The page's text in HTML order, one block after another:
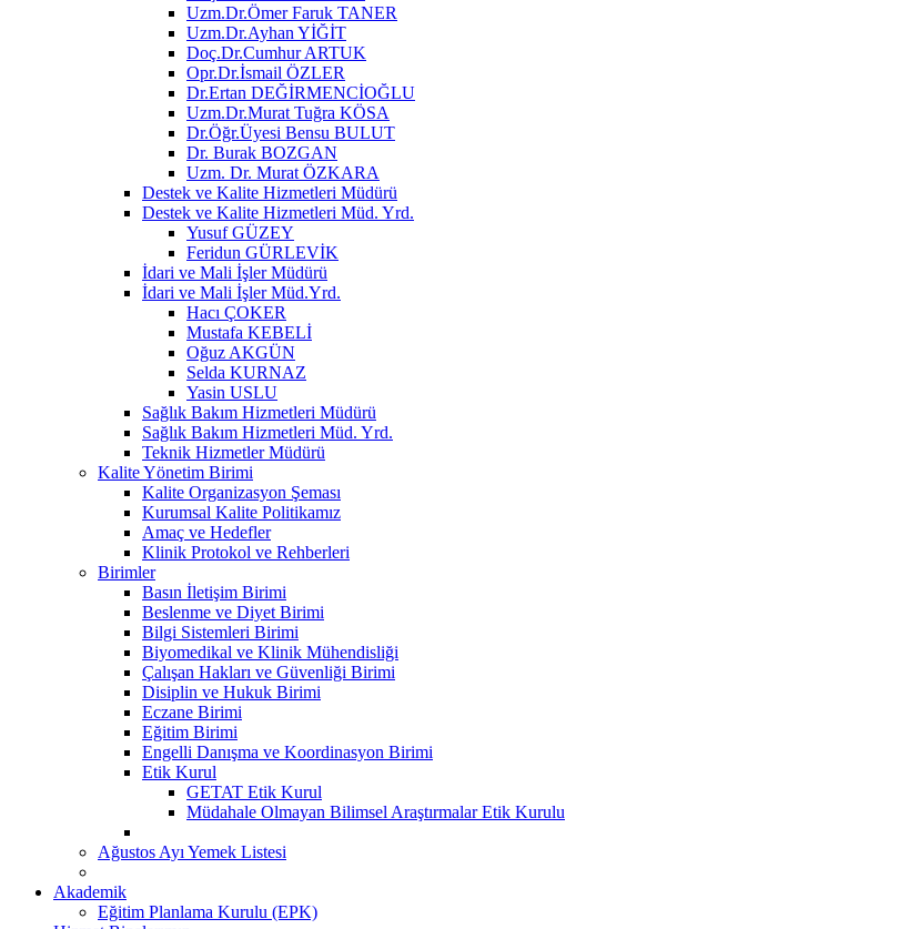
Uzm.Dr.Ömer Faruk TANER
Uzm.Dr.Ayhan YİĞİT
Doç.Dr.Cumhur ARTUK
Opr.Dr.İsmail ÖZLER
Dr.Ertan DEĞİRMENCİOĞLU
Uzm.Dr.Murat Tuğra KÖSA
Dr.Öğr.Üyesi Bensu BULUT
Dr. Burak BOZGAN
Uzm. Dr. Murat ÖZKARA
Destek ve Kalite Hizmetleri Müdürü
Destek ve Kalite Hizmetleri Müd. Yrd.
Yusuf GÜZEY
Feridun GÜRLEVİK
İdari ve Mali İşler Müdürü
İdari ve Mali İşler Müd.Yrd.
Hacı ÇOKER
Mustafa KEBELİ
Oğuz AKGÜN
Selda KURNAZ
Yasin USLU
Sağlık Bakım Hizmetleri Müdürü
Sağlık Bakım Hizmetleri Müd. Yrd.
Teknik Hizmetler Müdürü
Kalite Yönetim Birimi
Kalite Organizasyon Şeması
Kurumsal Kalite Politikamız
Amaç ve Hedefler
Klinik Protokol ve Rehberleri
Birimler
Basın İletişim Birimi
Beslenme ve Diyet Birimi
Bilgi Sistemleri Birimi
Biyomedikal ve Klinik Mühendisliği
Çalışan Hakları ve Güvenliği Birimi
Disiplin ve Hukuk Birimi
Eczane Birimi
Eğitim Birimi
Engelli Danışma ve Koordinasyon Birimi
Etik Kurul
GETAT Etik Kurul
Müdahale Olmayan Bilimsel Araştırmalar Etik Kurulu
Ağustos Ayı Yemek Listesi
Akademik
Eğitim Planlama Kurulu (EPK)